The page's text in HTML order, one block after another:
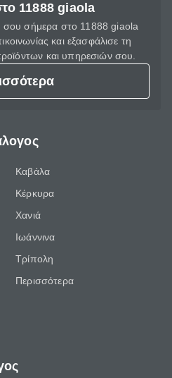
11888 giaola
σου σήμερα στο 11888 giaola
και εξασφάλισε τη
και υπηρεσιών σου.
Καβάλα
Κέρκυρα
Χανιά
Ιωάννινα
Τρίπολη
Περισσότερα